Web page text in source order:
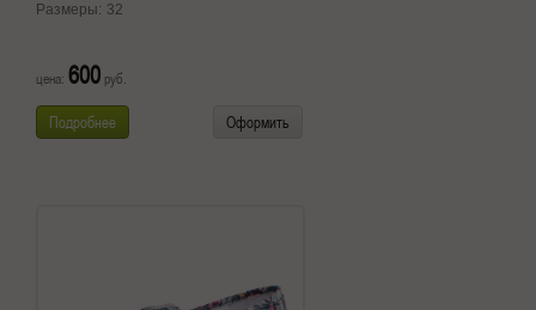
Размеры: 32
цена: 600 руб.
Подробнее Оформить